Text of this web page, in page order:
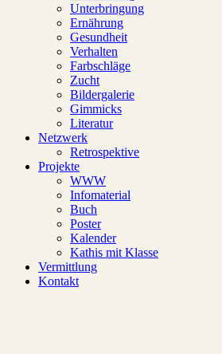
Unterbringung
Ernährung
Gesundheit
Verhalten
Farbschläge
Zucht
Bildergalerie
Gimmicks
Literatur
Netzwerk
Retrospektive
Projekte
WWW
Infomaterial
Buch
Poster
Kalender
Kathis mit Klasse
Vermittlung
Kontakt